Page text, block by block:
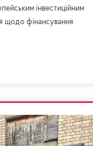
інвестиційним
щодо фінансування